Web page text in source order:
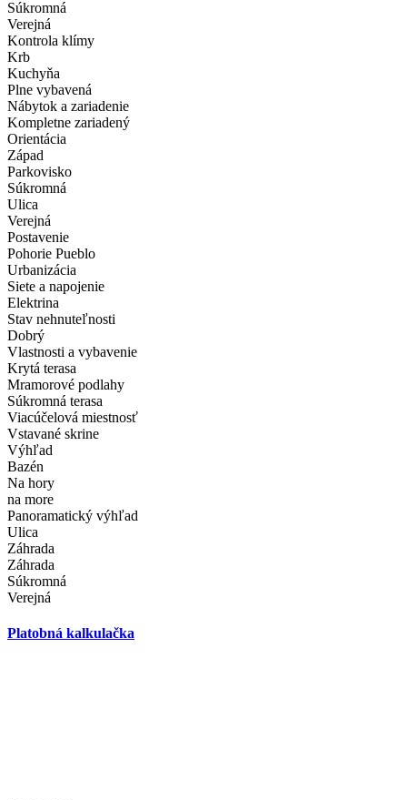
Súkromná
Verejná
Kontrola klímy
Krb
Kuchyňa
Plne vybavená
Nábytok a zariadenie
Kompletne zariadený
Orientácia
Západ
Parkovisko
Súkromná
Ulica
Verejná
Postavenie
Pohorie Pueblo
Urbanizácia
Siete a napojenie
Elektrina
Stav nehnuteľnosti
Dobrý
Vlastnosti a vybavenie
Krytá terasa
Mramorové podlahy
Súkromná terasa
Viacúčelová miestnosť
Vstavané skrine
Výhľad
Bazén
Na hory
na more
Panoramatický výhľad
Ulica
Záhrada
Záhrada
Súkromná
Verejná
Platobná kalkulačka